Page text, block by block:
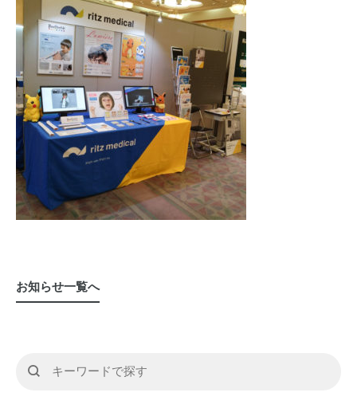
お知らせ一覧へ